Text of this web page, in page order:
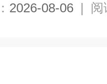
2026-08-06 | 阅